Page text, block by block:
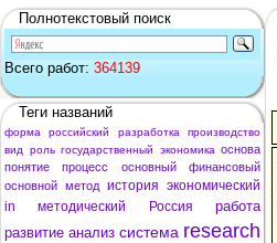
Полнотекстовый поиск
Всего работ: 364139
Теги названий
форма российский разработка
производство
вид
роль государственный экономика основа
понятие
процесс основный
финансовый
основной метод история экономический
in
методический Россия
работа
развитие анализ система research